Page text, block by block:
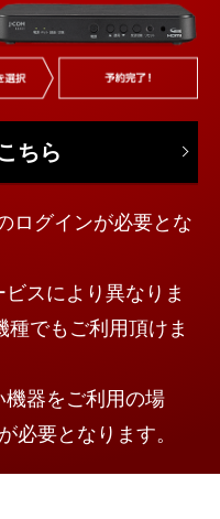
ちら
ログインが必要とな
スにより異なりま
でもご利用頂けま
器をご利用の場
必要となります。